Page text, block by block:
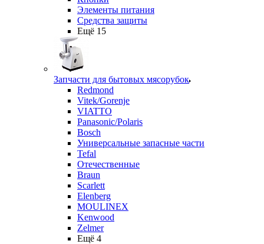
Элементы питания
Средства защиты
Ещё 15
Запчасти для бытовых мясорубок
Redmond
Vitek/Gorenje
VIATTO
Panasonic/Polaris
Bosch
Универсальные запасные части
Tefal
Отечественные
Braun
Scarlett
Elenberg
MOULINEX
Kenwood
Zelmer
Ещё 4